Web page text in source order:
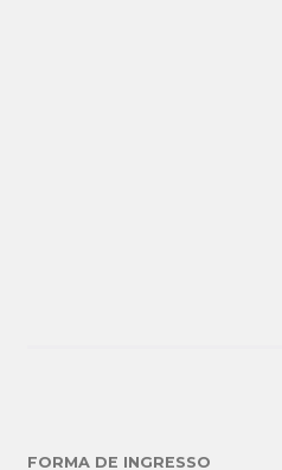
FORMA DE INGRESSO